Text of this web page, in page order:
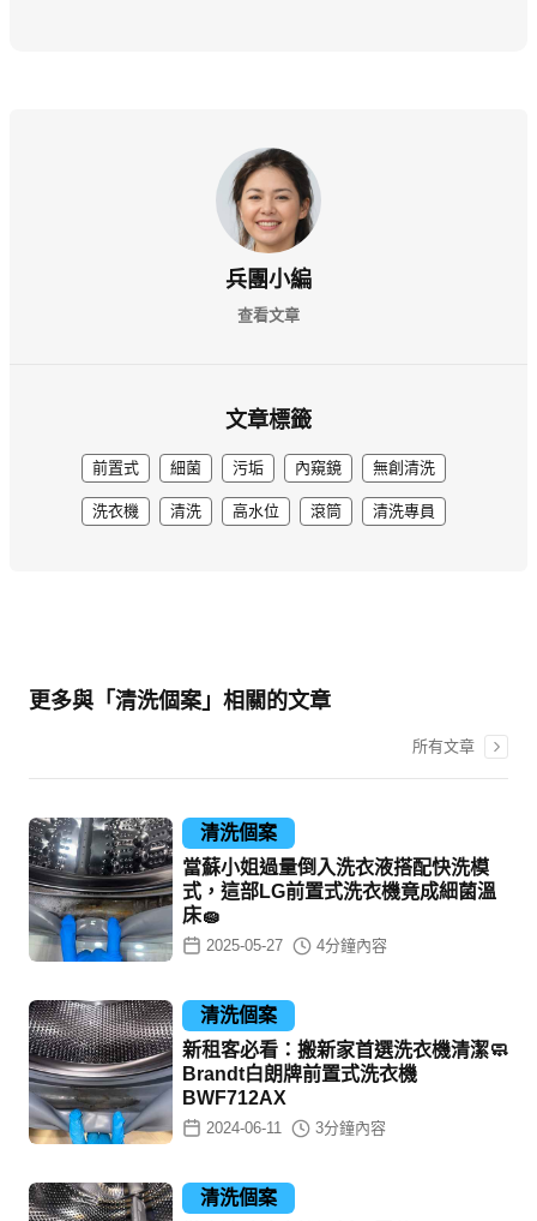
兵團小編
查看文章
文章標籤
前置式 細菌 污垢 內窺鏡 無創清洗
洗衣機 清洗 高水位 滾筒 清洗專員
更多與「清洗個案」相關的文章
所有文章
清洗個案
當蘇小姐過量倒入洗衣液搭配快洗模
式，這部LG前置式洗衣機竟成細菌溫
床🧽
2025-05-27 4分鐘內容
清洗個案
新租客必看：搬新家首選洗衣機清潔🧼
Brandt白朗牌前置式洗衣機
BWF712AX
2024-06-11 3分鐘內容
清洗個案